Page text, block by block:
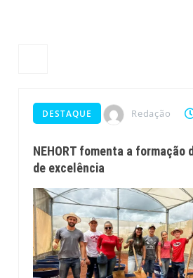
DESTAQUE Redação
NEHORT fomenta a formação
de excelência